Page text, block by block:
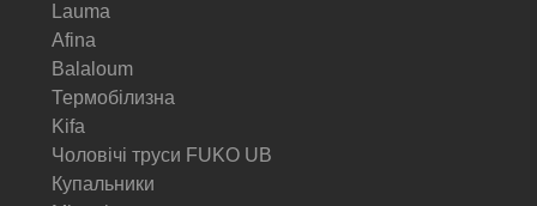
Lauma
Afina
Balaloum
Термобілизна
Kifa
Чоловічі труси FUKO UB
Купальники